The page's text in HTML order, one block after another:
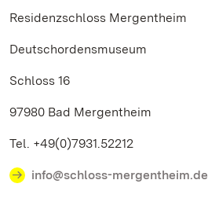
Residenzschloss Mergentheim
Deutschordensmuseum
Schloss 16
97980 Bad Mergentheim
Tel. +49(0)7931.52212
info@schloss-mergentheim.de